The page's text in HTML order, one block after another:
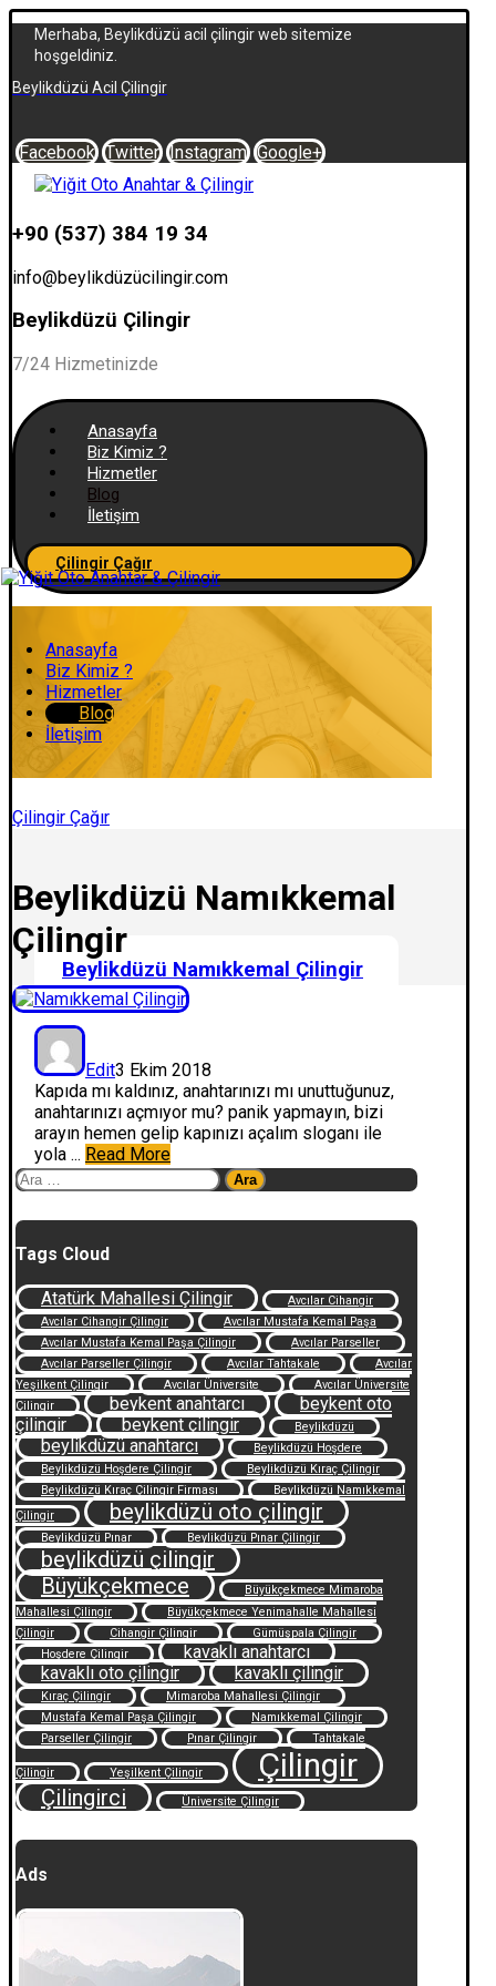
Merhaba, Beylikdüzü acil çilingir web sitemize
hoşgeldiniz.
Beylikdüzü Acil Çilingir
Facebook Twitter Instagram Google+
+90 (537) 384 19 34
info@beylikdüzücilingir.com
Beylikdüzü Çilingir
7/24 Hizmetinizde
Anasayfa
Biz Kimiz ?
Hizmetler
Blog
İletişim
Çilingir Çağır
Anasayfa
Biz Kimiz ?
Hizmetler
Blog
İletişim
Çilingir Çağır
Beylikdüzü Namıkkemal
Çilingir
Beylikdüzü Namıkkemal Çilingir
Edit3 Ekim 2018
Kapıda mı kaldınız, anahtarınızı mı unuttuğunuz,
anahtarınızı açmıyor mu? panik yapmayın, bizi
arayın hemen gelip kapınızı açalım sloganı ile
yola ... Read More
Arama:
Tags Cloud
Atatürk Mahallesi Çilingir
Avcılar Cihangir
Avcılar Cihangir Çilingir
Avcılar Mustafa Kemal Paşa
Avcılar Mustafa Kemal Paşa Çilingir
Avcılar Parseller
Avcılar Parseller Çilingir
Avcılar Tahtakale
Avcılar
Yeşilkent Çilingir
Avcılar Üniversite
Avcılar Üniversite
Çilingir
beykent anahtarcı
beykent oto
çilingir
beykent çilingir Beylikdüzü
beylikdüzü anahtarcı
Beylikdüzü Hoşdere
Beylikdüzü Hoşdere Çilingir
Beylikdüzü Kıraç Çilingir
Beylikdüzü Kıraç Çilingir Firması
Beylikdüzü Namıkkemal
Çilingir
beylikdüzü oto çilingir
Beylikdüzü Pınar Beylikdüzü Pınar Çilingir
beylikdüzü çilingir
Büyükçekmece
Büyükçekmece Mimaroba
Mahallesi Çilingir
Büyükçekmece Yenimahalle Mahallesi
Çilingir
Cihangir Çilingir
Gümüşpala Çilingir
Hoşdere Çilingir
kavaklı anahtarcı
kavaklı oto çilingir
kavaklı çilingir
Kıraç Çilingir
Mimaroba Mahallesi Çilingir
Mustafa Kemal Paşa Çilingir
Namıkkemal Çilingir
Parseller Çilingir
Pınar Çilingir Tahtakale
Çilingir Yeşilkent Çilingir Çilingir
Çilingirci Üniversite Çilingir
Ads